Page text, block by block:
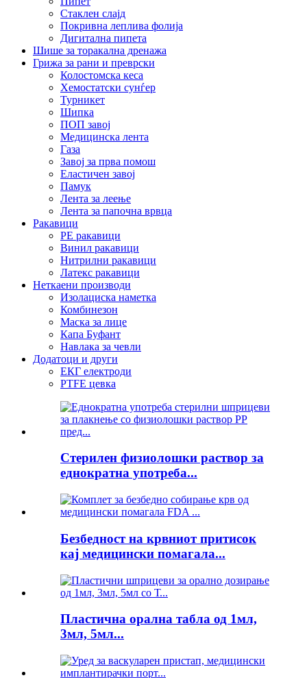
Стаклен слајд
Покривна леплива фолија
Дигитална пипета
Шише за торакална дренажа
Грижа за рани и преврски
Колостомска кеса
Хемостатски сунѓер
Турникет
Шипка
ПОП завој
Медицинска лента
Газа
Завој за прва помош
Еластичен завој
Памук
Лента за леење
Лента за папочна врвца
Ракавици
PE ракавици
Винил ракавици
Нитрилни ракавици
Латекс ракавици
Неткаени производи
Изолациска наметка
Комбинезон
Маска за лице
Капа Буфант
Навлака за чевли
Додатоци и други
ЕКГ електроди
PTFE цевка
Стерилен физиолошки раствор за
еднократна употреба...
Безбедност на крвниот притисок
кај медицински помагала...
Пластична орална табла од 1мл,
3мл, 5мл...